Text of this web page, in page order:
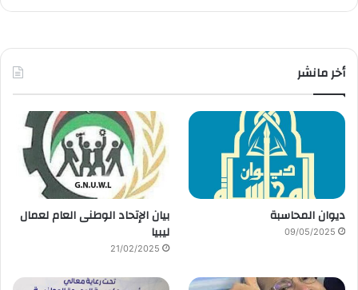
أخر مانشر
ديوان المحاسبة
09/05/2025
بيان الإتحاد الوطنى العام لعمال
ليبيا
21/02/2025